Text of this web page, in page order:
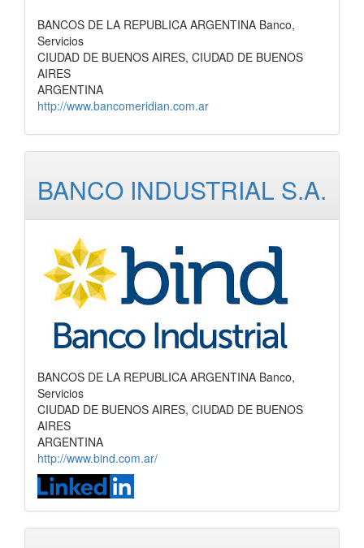
BANCOS DE LA REPUBLICA ARGENTINA Banco,
Servicios
CIUDAD DE BUENOS AIRES, CIUDAD DE BUENOS
AIRES
ARGENTINA
http://www.bancomeridian.com.ar
BANCO INDUSTRIAL S.A.
BANCOS DE LA REPUBLICA ARGENTINA Banco,
Servicios
CIUDAD DE BUENOS AIRES, CIUDAD DE BUENOS
AIRES
ARGENTINA
http://www.bind.com.ar/